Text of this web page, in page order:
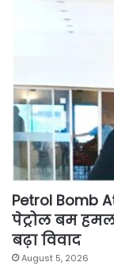
Petrol Bomb
पेट्रोल बम
बढ़ा विवाद
August 5, 2026